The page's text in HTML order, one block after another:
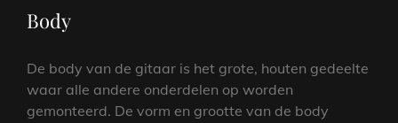
Body
De body van de gitaar is het grote, houten gedeelte
waar alle andere onderdelen op worden
gemonteerd. De vorm en grootte van de body